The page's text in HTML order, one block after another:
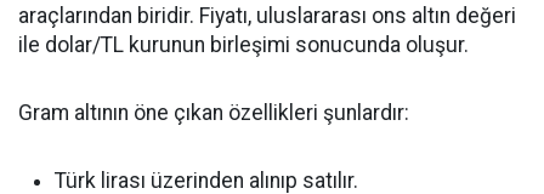
araçlarından biridir. Fiyatı, uluslararası ons altın değeri
ile dolar/TL kurunun birleşimi sonucunda oluşur.
Gram altının öne çıkan özellikleri şunlardır:
Türk lirası üzerinden alınıp satılır.